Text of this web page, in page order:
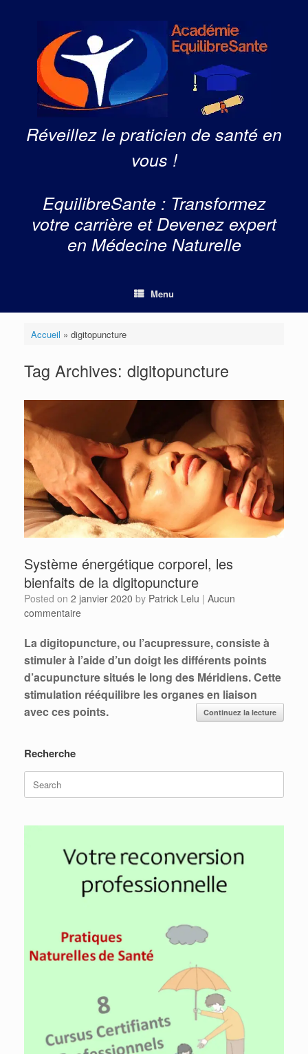
Réveillez le praticien de santé en
vous !
EquilibreSante : Transformez
votre carrière et Devenez expert
en Médecine Naturelle
Menu
Accueil » digitopuncture
Tag Archives: digitopuncture
Système énergétique corporel, les
bienfaits de la digitopuncture
Posted on 2 janvier 2020 by Patrick Lelu | Aucun
commentaire
La digitopuncture, ou l’acupressure, consiste à
stimuler à l’aide d’un doigt les différents points
d’acupuncture situés le long des Méridiens.Cette
stimulation rééquilibre les organes en liaison
avec ces points.
Continuez la lecture
Recherche
Search
for: